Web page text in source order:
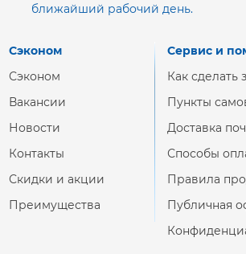
ближайший рабочий день.
Сэконом
Сэконом
Вакансии
Новости
Контакты
Скидки и акции
Преимущества
Сервис и
Как сделать
Пункты
Доставка
Способы
Правила
Публичная